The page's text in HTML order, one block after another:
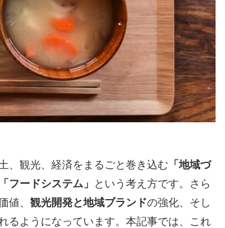
、観光、経済をまるごと巻き込む 「地域づ
「フードシステム」
という考え方です。さら
値、 観光開発と地域ブランドの強化、そし
るようになっています。本記事では、これ